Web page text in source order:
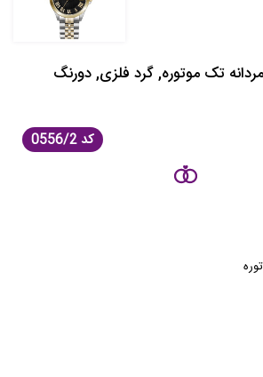
تک موتوره, گرد فلزی, دورنگ
کد